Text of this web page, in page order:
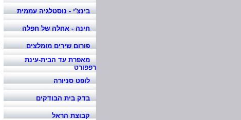
בינצ'י - נוסטלגיה עממית
חינה - אחלה של חפלה
פורום שירים מומלצים
מאפרת עד הבית-עינת
רפפורט
לופט סניורה
בדק בית הבודקים
קבוצת הראל